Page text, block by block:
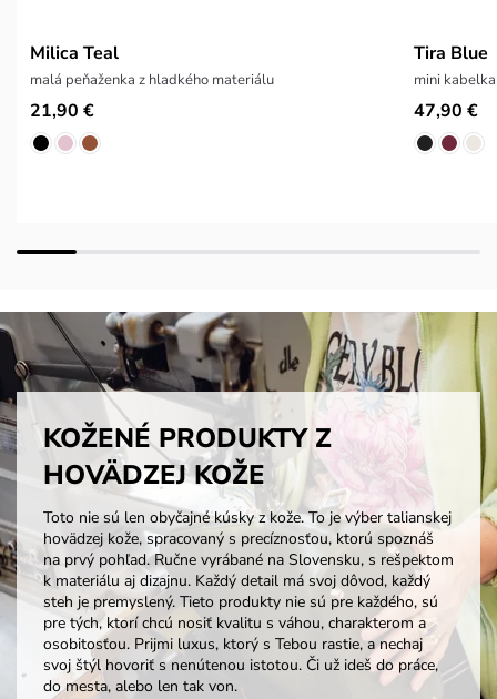
Milica Teal
malá peňaženka z hladkého materiálu
21,90 €
Tira Blue
mini
47,90 €
KOŽENÉ PRODUKTY Z
HOVÄDZEJ KOŽE
Toto nie sú len obyčajné kúsky z kože. To je výber talianskej
hovädzej kože, spracovaný s precíznosťou, ktorú spoznáš
na prvý pohľad. Ručne vyrábané na Slovensku, s rešpektom
k materiálu aj dizajnu. Každý detail má svoj dôvod, každý
steh je premyslený. Tieto produkty nie sú pre každého, sú
pre tých, ktorí chcú nosiť kvalitu s váhou, charakterom a
osobitosťou. Prijmi luxus, ktorý s Tebou rastie, a nechaj
svoj štýl hovoriť s nenútenou istotou. Či už ideš do práce,
do mesta, alebo len tak von.